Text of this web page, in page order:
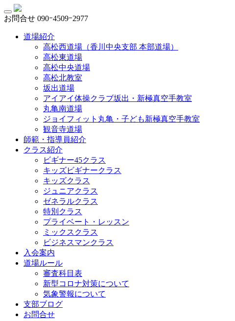
お問合せ 090ｰ4509ｰ2977
道場紹介
高松西道場（香川中央支部 本部道場）
高松東道場
高松中央道場
高松北教室
坂出道場
アイアイ体操クラブ坂出・新極真空手教室
丸亀南道場
ジョイフィット丸亀・子ども新極真空手教室
観音寺道場
師範・指導員紹介
クラス紹介
ビギナー45クラス
キッズビギナークラス
キッズクラス
ジュニアクラス
ゼネラルクラス
特別クラス
プライベート・レッスン
ミックスクラス
ビジネスマンクラス
入会案内
道場ルール
審査科目表
新型コロナ対策について
気象警報について
支部ブログ
お問合せ